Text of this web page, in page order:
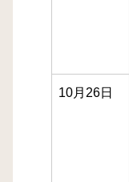
10月26日